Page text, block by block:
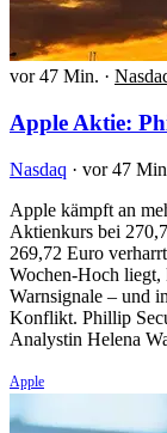
vor 47 Min. ·
Apple Aktie:
Nasdaq · vor 47
Apple kämpft an
Aktienkurs bei
269,72 Euro
Wochen-Hoch liegt,
Warnsignale – und
Konflikt. Phillip
Analystin Helena
Apple